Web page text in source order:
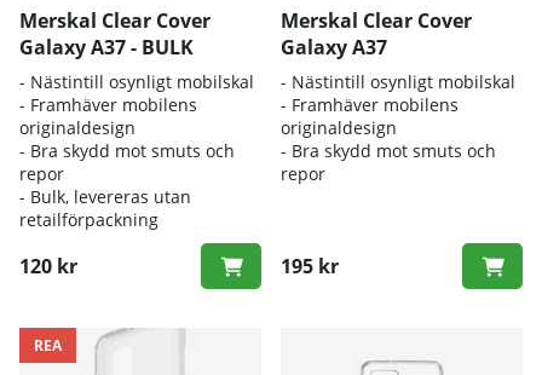
Merskal Clear Cover
Galaxy A37 - BULK
- Nästintill osynligt mobilskal
- Framhäver mobilens
originaldesign
- Bra skydd mot smuts och
repor
- Bulk, levereras utan
retailförpackning
120 kr
Merskal Clear Cover
Galaxy A37
- Nästintill osynligt mobilskal
- Framhäver mobilens
originaldesign
- Bra skydd mot smuts och
repor
195 kr
REA